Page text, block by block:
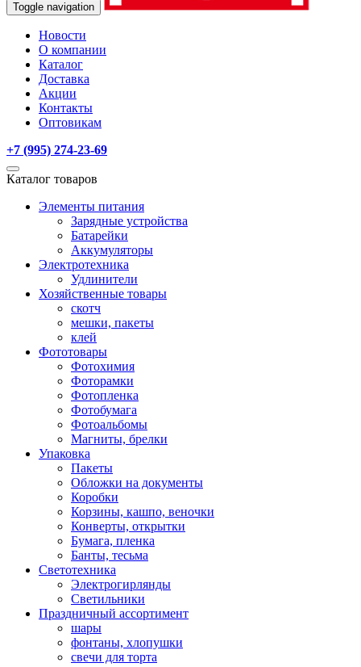
Toggle navigation
Новости
О компании
Каталог
Доставка
Акции
Контакты
Оптовикам
+7 (995) 274-23-69
Каталог товаров
Элементы питания
Зарядные устройства
Батарейки
Аккумуляторы
Электротехника
Удлинители
Хозяйственные товары
скотч
мешки, пакеты
клей
Фототовары
Фотохимия
Фоторамки
Фотопленка
Фотобумага
Фотоальбомы
Магниты, брелки
Упаковка
Пакеты
Обложки на документы
Коробки
Корзины, кашпо, веночки
Конверты, открытки
Бумага, пленка
Банты, тесьма
Светотехника
Электрогирлянды
Светильники
Праздничный ассортимент
шары
фонтаны, хлопушки
свечи для торта